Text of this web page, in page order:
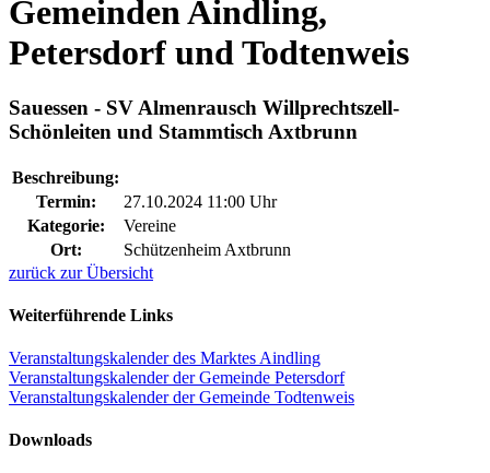
Gemeinden Aindling,
Petersdorf und Todtenweis
Sauessen - SV Almenrausch Willprechtszell-
Schönleiten und Stammtisch Axtbrunn
Beschreibung:
Termin:
27.10.2024 11:00 Uhr
Kategorie:
Vereine
Ort:
Schützenheim Axtbrunn
zurück zur Übersicht
Weiterführende Links
Veranstaltungskalender des Marktes Aindling
Veranstaltungskalender der Gemeinde Petersdorf
Veranstaltungskalender der Gemeinde Todtenweis
Downloads